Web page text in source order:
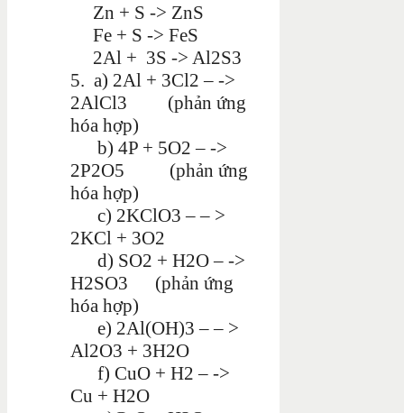
Zn + S -> ZnS
Fe + S -> FeS
2Al + 3S -> Al2S3
5. a) 2Al + 3Cl2 – ->
2AlCl3 (phản ứng
hóa hợp)
b) 4P + 5O2 – ->
2P2O5 (phản ứng
hóa hợp)
c) 2KClO3 – – >
2KCl + 3O2
d) SO2 + H2O – ->
H2SO3 (phản ứng
hóa hợp)
e) 2Al(OH)3 – – >
Al2O3 + 3H2O
f) CuO + H2 – ->
Cu + H2O